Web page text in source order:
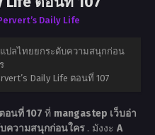
Daily Life
แปลไทยยกระดับความสนุกก่อน
Daily Life ตอนที่ 107
อนที่ 107 ที่ mangastep เว็บอ่า
ความสนุกก่อนใคร . มังงะ A